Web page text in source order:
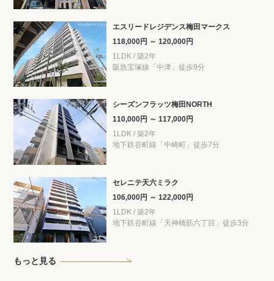
エスリードレジデンス梅田マークス
118,000円 ～ 120,000円
1LDK / 築2年
阪急宝塚線「中津」徒歩9分
シーズンフラッツ梅田NORTH
110,000円 ～ 117,000円
1LDK / 築2年
地下鉄谷町線「中崎町」徒歩7分
セレニテ天六ミラク
106,000円 ～ 122,000円
1LDK / 築2年
地下鉄谷町線「天神橋筋六丁目」徒歩3分
もっと見る